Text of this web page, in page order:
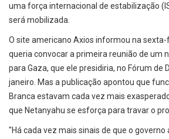
uma força internacional de estabilização
será mobilizada.
O site americano Axios informou na
queria convocar a primeira reunião de um
para Gaza, que ele presidiria, no Fórum de
janeiro. Mas a publicação apontou que
Branca estavam cada vez mais
que Netanyahu se esforça para travar o
"Há cada vez mais sinais de que o